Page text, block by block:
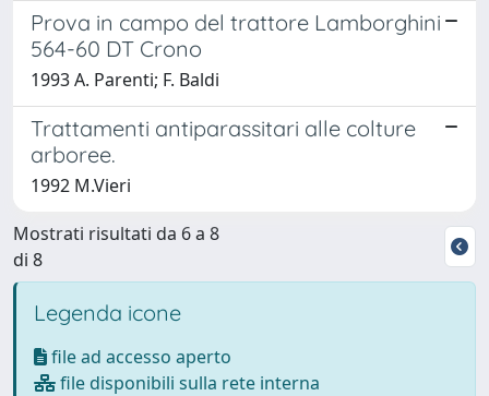
Prova in campo del trattore Lamborghini
564-60 DT Crono
1993 A. Parenti; F. Baldi
Trattamenti antiparassitari alle colture
arboree.
1992 M.Vieri
Mostrati risultati da 6 a 8
di 8
Legenda icone
file ad accesso aperto
file disponibili sulla rete interna